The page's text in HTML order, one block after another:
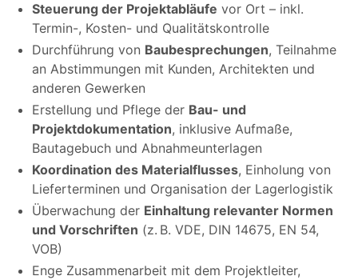
Steuerung der Projektabläufe vor Ort – inkl.
Termin-, Kosten- und Qualitätskontrolle
Durchführung von Baubesprechungen, Teilnahme
an Abstimmungen mit Kunden, Architekten und
anderen Gewerken
Erstellung und Pflege der Bau- und
Projektdokumentation, inklusive Aufmaße,
Bautagebuch und Abnahmeunterlagen
Koordination des Materialflusses, Einholung von
Lieferterminen und Organisation der Lagerlogistik
Überwachung der Einhaltung relevanter Normen
und Vorschriften (z. B. VDE, DIN 14675, EN 54,
VOB)
Enge Zusammenarbeit mit dem Projektleiter,